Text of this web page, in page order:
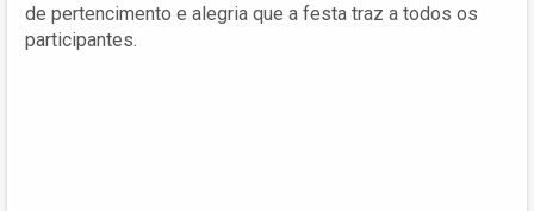
de pertencimento e alegria que a festa traz a todos os
participantes.